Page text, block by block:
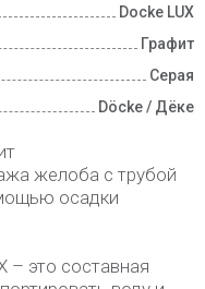
Docke LUX
Графит
Серая
Döcke / Дёке
желоба с трубой
осадки
– это составная